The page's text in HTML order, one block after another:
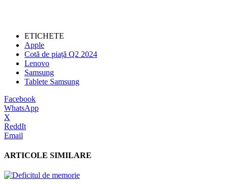
ETICHETE
Apple
Cotă de piață Q2 2024
Lenovo
Samsung
Tablete Samsung
Facebook
WhatsApp
X
ReddIt
Email
ARTICOLE SIMILARE